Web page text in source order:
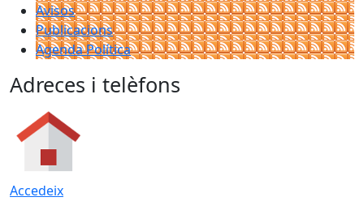
Avisos
Publicacions
Agenda Política
Adreces i telèfons
Accedeix